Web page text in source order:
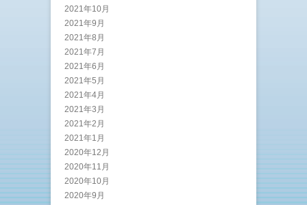
2021年10月
2021年9月
2021年8月
2021年7月
2021年6月
2021年5月
2021年4月
2021年3月
2021年2月
2021年1月
2020年12月
2020年11月
2020年10月
2020年9月